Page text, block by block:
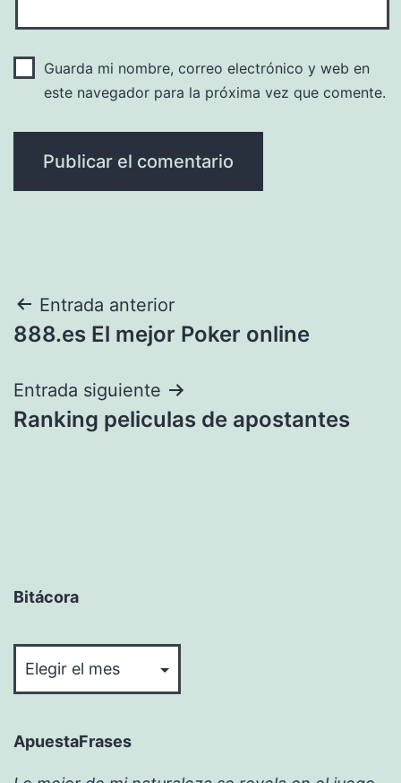
Guarda mi nombre, correo electrónico y web en
este navegador para la próxima vez que comente.
Navegación
de
entradas
Entrada anterior
888.es El mejor Poker online
Entrada siguiente
Ranking peliculas de apostantes
Bitácora
ApuestaFrases